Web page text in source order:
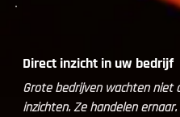
Direct inzicht in uw bedrijf
Grote bedrijven wachten niet
inzichten. Ze handelen ernaar.